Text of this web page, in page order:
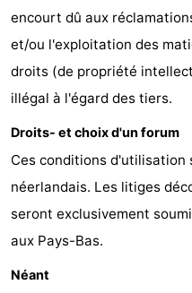
encourt dû aux
et/ou l'exploitation des
droits (de propriété
illégal à l'égard des tiers.
Droits- et choix d'un forum
Ces conditions d'utilisation
néerlandais. Les litiges
seront exclusivement
aux Pays-Bas.
Néant